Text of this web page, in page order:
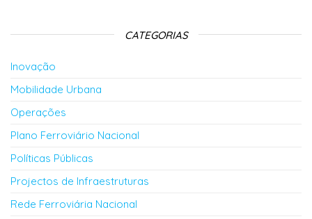
CATEGORIAS
Inovação
Mobilidade Urbana
Operações
Plano Ferroviário Nacional
Políticas Públicas
Projectos de Infraestruturas
Rede Ferroviária Nacional